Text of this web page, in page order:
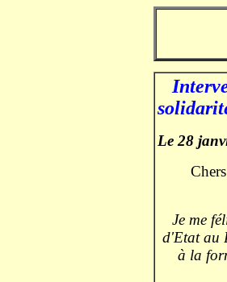
Le 28
Je me
d'Etat au
à la